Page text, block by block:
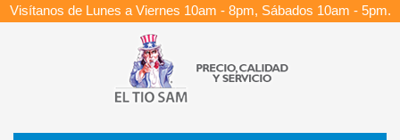
Visítanos de Lunes a Viernes 10am - 8pm, Sábados 10am - 5pm.